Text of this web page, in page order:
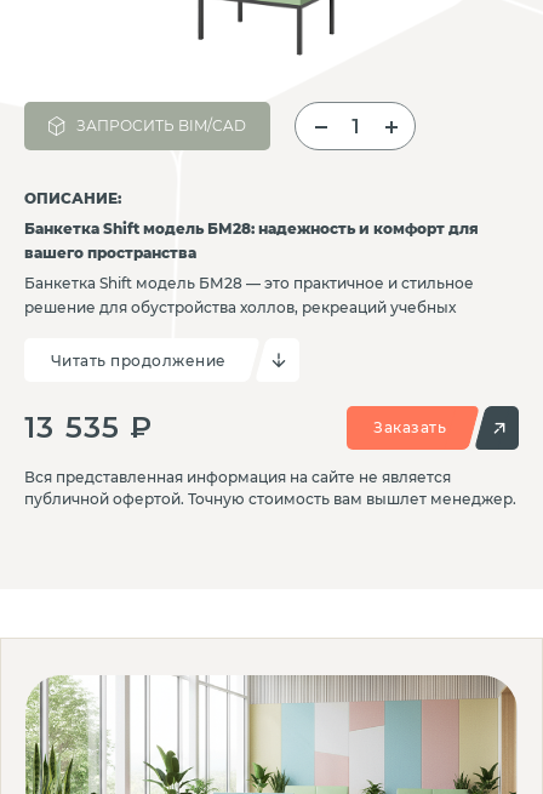
ЗАПРОСИТЬ BIM/CAD
ОПИСАНИЕ:
Банкетка Shift модель БМ28: надежность и комфорт для
вашего пространства
Банкетка Shift модель БМ28 — это практичное и стильное
решение для обустройства холлов, рекреаций учебных
конструкция и улучшенная эргономика делают ее идеальным
Основные преимущества:
материалов, что гарантирует устойчивость и длительный срок
службы.
Легкость в уходе: Обивочные материалы устойчивы к износу,
что упрощает обслуживание и сохраняет привлекательный вид
надолго.
Почему стоит выбрать:
Надежность и долговечность, подходящие для активного
Читать продолжение
13 535 ₽ Заказать
Вся представленная информация на сайте не является
публичной офертой. Точную стоимость вам вышлет менеджер.